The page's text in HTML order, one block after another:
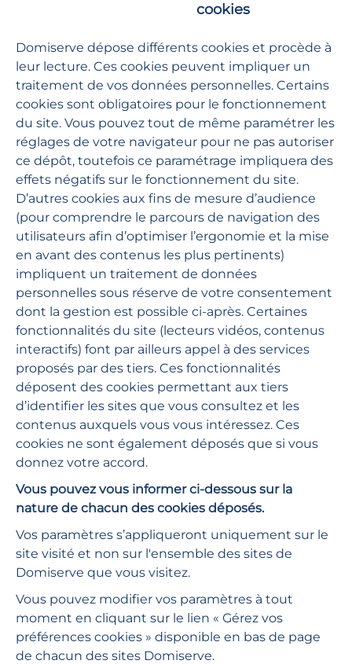
Les réponses à vos questions
GUIDES D'UTILISATION
Toute notre documentation
Domiserve
services à la personne
chèque emploi service
Qui sommes-nous ?
Nos actualités
Demander un devis
Besoin d'aide ?
Plan du site
Espace presse
Nous rejoindre
Restons connectés : LinkedinYoutube
cookies
Domiserve dépose différents cookies et procède à
leur lecture. Ces cookies peuvent impliquer un
traitement de vos données personnelles. Certains
cookies sont obligatoires pour le fonctionnement
du site. Vous pouvez tout de même paramétrer les
réglages de votre navigateur pour ne pas autoriser
ce dépôt, toutefois ce paramétrage impliquera des
effets négatifs sur le fonctionnement du site.
D’autres cookies aux fins de mesure d’audience
(pour comprendre le parcours de navigation des
utilisateurs afin d’optimiser l’ergonomie et la mise
en avant des contenus les plus pertinents)
impliquent un traitement de données
personnelles sous réserve de votre consentement
dont la gestion est possible ci-après. Certaines
fonctionnalités du site (lecteurs vidéos, contenus
interactifs) font par ailleurs appel à des services
proposés par des tiers. Ces fonctionnalités
déposent des cookies permettant aux tiers
d’identifier les sites que vous consultez et les
contenus auxquels vous vous intéressez. Ces
cookies ne sont également déposés que si vous
donnez votre accord.
Vous pouvez vous informer ci-dessous sur la
nature de chacun des cookies déposés.
Vos paramètres s’appliqueront uniquement sur le
site visité et non sur l'ensemble des sites de
Domiserve que vous visitez.
Vous pouvez modifier vos paramètres à tout
moment en cliquant sur le lien « Gérez vos
préférences cookies » disponible en bas de page
de chacun des sites Domiserve.